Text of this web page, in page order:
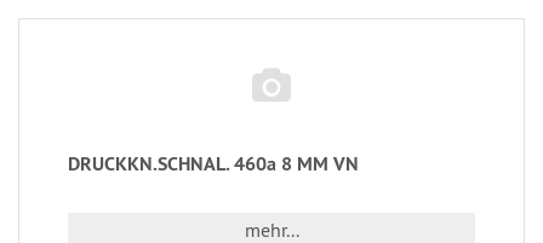
DRUCKKN.SCHNAL. 460a 8 MM VN
mehr...